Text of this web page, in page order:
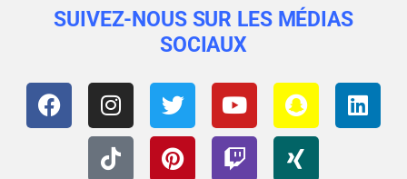
SUIVEZ-NOUS SUR LES MÉDIAS
SOCIAUX